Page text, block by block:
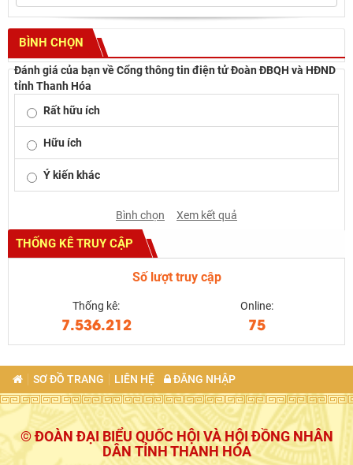
BÌNH CHỌN
Đánh giá của bạn về Cổng thông tin điện tử Đoàn ĐBQH và HĐND
tỉnh Thanh Hóa
Rất hữu ích
Hữu ích
Ý kiến khác
Bình chọn Xem kết quả
THỐNG KÊ TRUY CẬP
Số lượt truy cập
Thống kê:
7.536.212
Online:
75
SƠ ĐỒ TRANG LIÊN HỆ ĐĂNG NHẬP
© ĐOÀN ĐẠI BIỂU QUỐC HỘI VÀ HỘI ĐỒNG NHÂN
DÂN TỈNH THANH HÓA